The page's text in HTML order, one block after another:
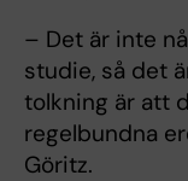
– Det är inte
studie, så det
tolkning är att
regelbundna
Göritz.